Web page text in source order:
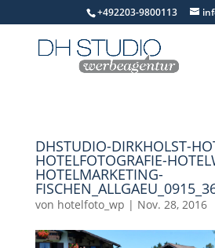
+492203-9800113
DHSTUDIO-DIRKHOLST-
HOTELFOTOGRAFIE-
HOTELMARKETING-
von hotelfoto_wp | Nov. 28, 2016